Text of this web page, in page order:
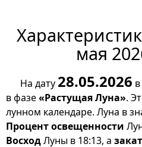
мая
На дату 28.05.2026 в
в фазе«Растущая Луна».
лунном календаре. Луна в
Процент освещенности
ВосходЛуны в 18:13, а закат